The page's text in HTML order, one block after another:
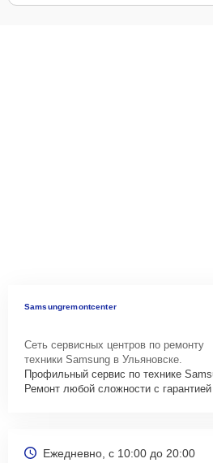
Samsungremontcenter
Сеть сервисных центров по ремонту
техники Samsung в Ульяновске.
Профильный сервис по технике
Ремонт любой сложности с гарантией
Ежедневно, с 10:00 до 20:00